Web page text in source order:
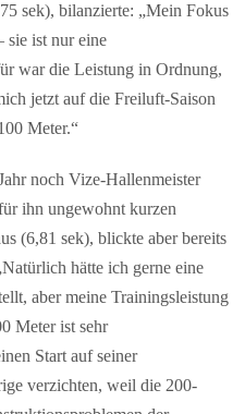
sek), bilanzierte: „Mein Fokus
sie ist nur eine
war die Leistung in Ordnung,
jetzt auf die Freiluft-Saison
Meter.“
noch Vize-Hallenmeister
ihn ungewohnt kurzen
(6,81 sek), blickte aber bereits
hätte ich gerne eine
aber meine Trainingsleistung
Meter ist sehr
Start auf seiner
verzichten, weil die 200-